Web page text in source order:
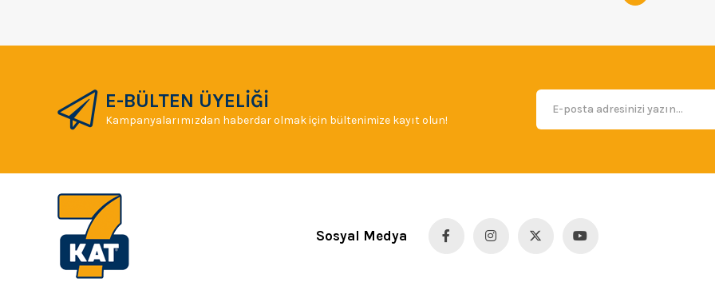
E-BÜLTEN ÜYELİĞİ
Kampanyalarımızdan haberdar olmak için bültenimize kayıt olun!
Sosyal Medya